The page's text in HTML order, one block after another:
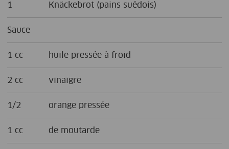
1 Knäckebrot (pains suédois)
Sauce
1 cc huile pressée à froid
2 cc vinaigre
1/2 orange pressée
1 cc de moutarde